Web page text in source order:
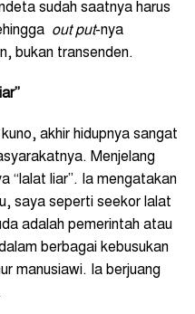
sudah saatnya harus
out put-nya
bukan transenden.
akhir hidupnya sangat
Menjelang
“lalat liar”. Ia mengatakan
saya seperti seekor lalat
adalah pemerintah atau
berbagai kebusukan
manusiawi. Ia berjuang